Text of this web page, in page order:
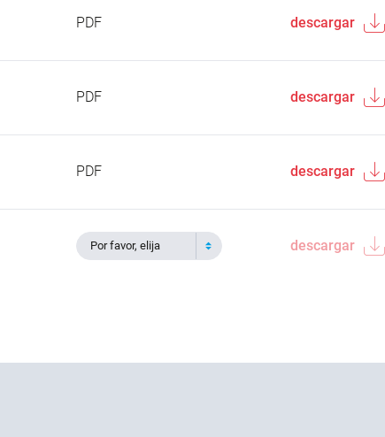
PDF descargar
PDF descargar
PDF descargar
Por favor, elija descargar